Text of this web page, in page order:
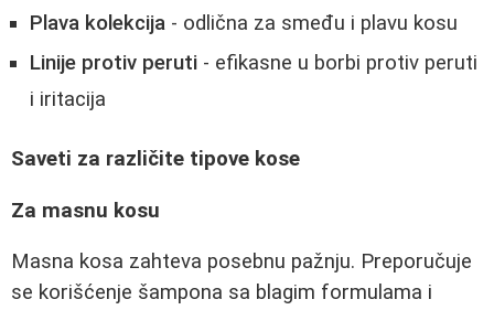
Plava kolekcija - odlična za smeđu i plavu kosu
Linije protiv peruti - efikasne u borbi protiv peruti
i iritacija
Saveti za različite tipove kose
Za masnu kosu
Masna kosa zahteva posebnu pažnju. Preporučuje
se korišćenje šampona sa blagim formulama i